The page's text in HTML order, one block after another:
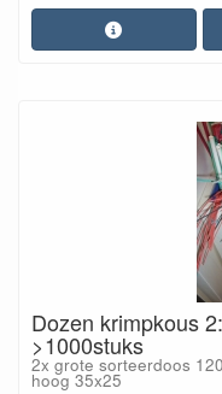
Dozen krimpkous
>1000stuks
2x grote sorteerdoos
hoog 35x25